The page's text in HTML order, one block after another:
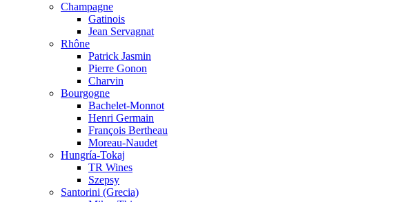
Champagne
Gatinois
Jean Servagnat
Rhône
Patrick Jasmin
Pierre Gonon
Charvin
Bourgogne
Bachelet-Monnot
Henri Germain
François Bertheau
Moreau-Naudet
Hungría-Tokaj
TR Wines
Szepsy
Santorini (Grecia)